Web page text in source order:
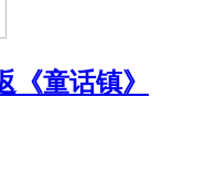
《童话镇》